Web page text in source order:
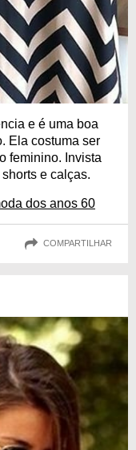
e é uma boa
Ela costuma ser
feminino. Invista
e calças.
dos anos 60
COMPARTILHAR